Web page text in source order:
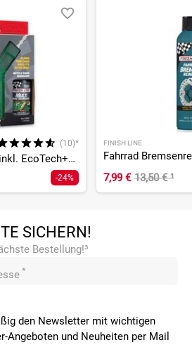
(10)*
Kettenreinigungsset inkl. EcoTech+Dry
-24%
FINISH LINE
7,99 € 13,50 €¹
SICHERN!
Bestellung!³
*
den Newsletter mit wichtigen
Angeboten und Neuheiten per Mail